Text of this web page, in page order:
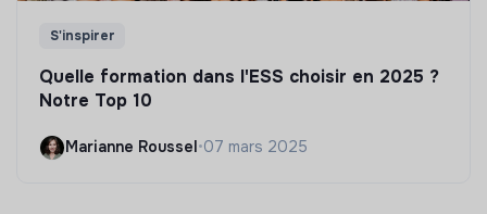
S'inspirer
Quelle formation dans l'ESS choisir en 2025 ?
Notre Top 10
Marianne Roussel •07 mars 2025